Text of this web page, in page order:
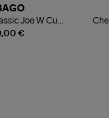
€
Joe W Cuir